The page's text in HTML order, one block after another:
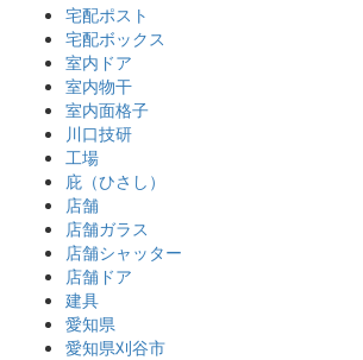
宅配ポスト
宅配ボックス
室内ドア
室内物干
室内面格子
川口技研
工場
庇（ひさし）
店舗
店舗ガラス
店舗シャッター
店舗ドア
建具
愛知県
愛知県刈谷市